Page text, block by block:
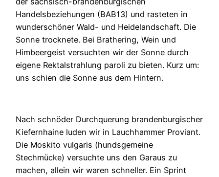
Handelsbeziehungen (BAB13) und rasteten in
wunderschöner Wald- und Heidelandschaft. Die
Sonne trocknete. Bei Brathering, Wein und
Himbeergeist versuchten wir der Sonne durch
eigene Rektalstrahlung paroli zu bieten. Kurz um:
uns schien die Sonne aus dem Hintern.
Nach schnöder Durchquerung brandenburgischer
Kiefernhaine luden wir in Lauchhammer Proviant.
Die Moskito vulgaris (hundsgemeine
Stechmücke) versuchte uns den Garaus zu
machen, allein wir waren schneller. Ein Sprint